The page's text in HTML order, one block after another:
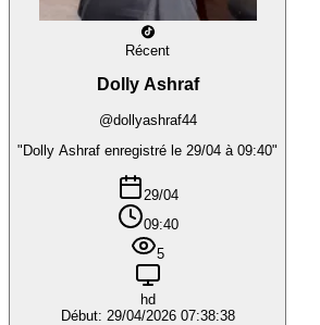
Récent
Dolly Ashraf
@dollyashraf44
"Dolly Ashraf enregistré le 29/04 à 09:40"
29/04
09:40
5
hd
Début: 29/04/2026 07:38:38